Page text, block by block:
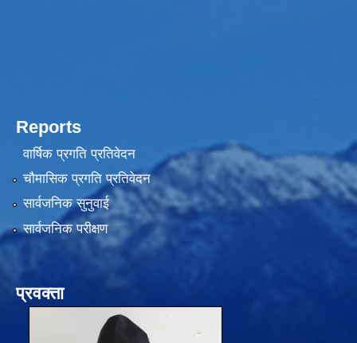
Reports
वार्षिक प्रगति प्रतिवेदन
चौमासिक प्रगति प्रतिवेदन
सार्वजनिक सुनुवाई
सार्वजनिक परीक्षण
प्रवक्ता